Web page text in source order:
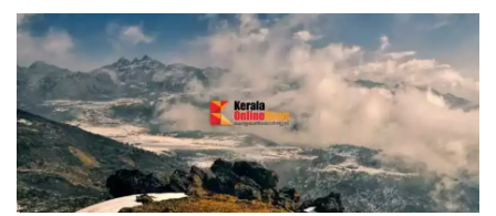
സംഭവം പുറത്തറിയുന്നത്.